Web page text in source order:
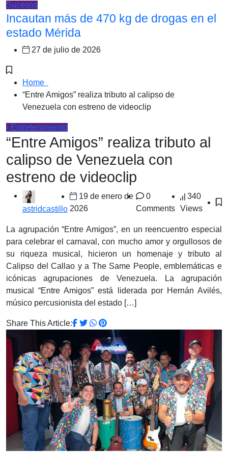
Sucesos
Incautan más de 470 kg de drogas en el
estado Mérida
27 de julio de 2026
Home
“Entre Amigos” realiza tributo al calipso de
Venezuela con estreno de videoclip
- Entretenimiento
“Entre Amigos” realiza tributo al
calipso de Venezuela con
estreno de videoclip
astridcastillo
19 de enero de
2026
0
Comments
340
Views
La agrupación “Entre Amigos”, en un reencuentro especial
para celebrar el carnaval, con mucho amor y orgullosos de
su riqueza musical, hicieron un homenaje y tributo al
Calipso del Callao y a The Same People, emblemáticas e
icónicas agrupaciones de Venezuela. La agrupación
musical “Entre Amigos” está liderada por Hernán Avilés,
músico percusionista del estado […]
Share This Article: